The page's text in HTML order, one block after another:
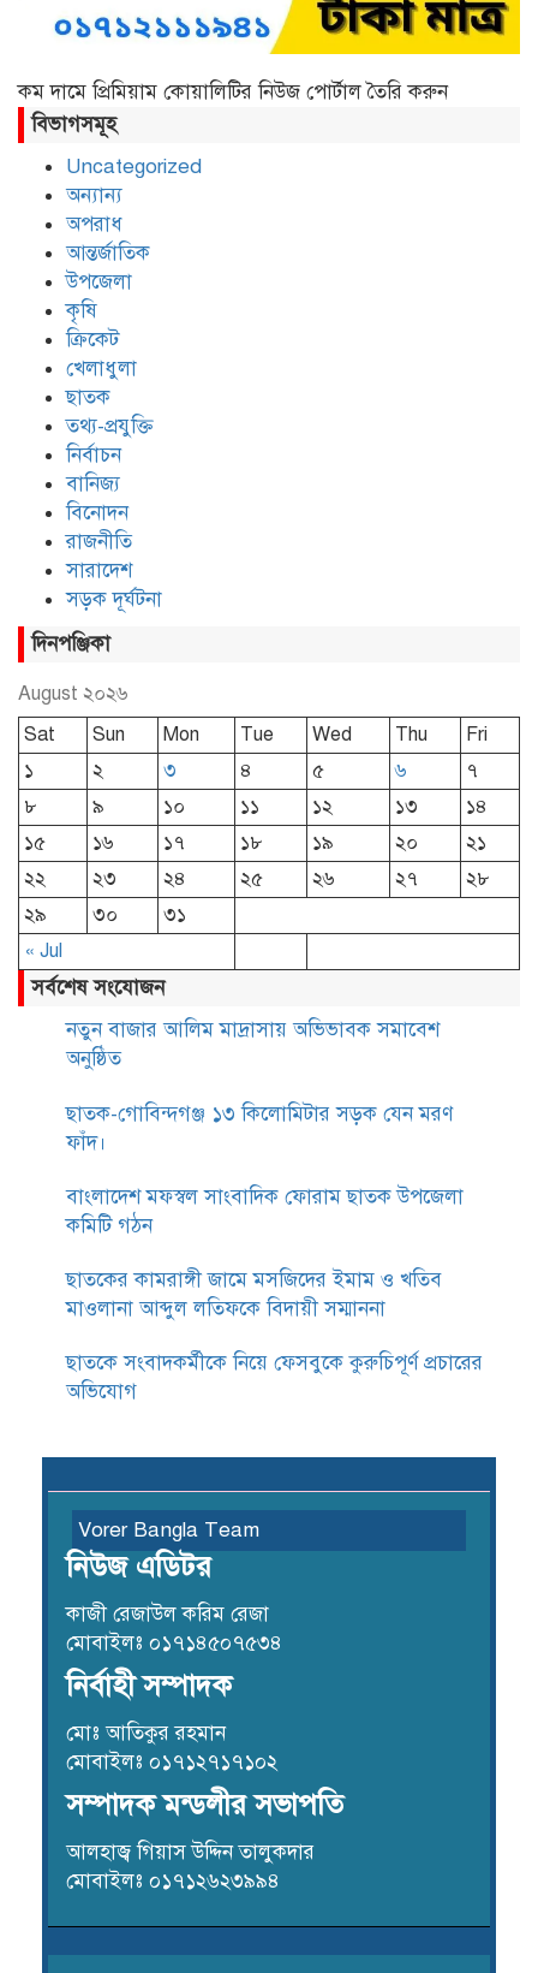
কম দামে প্রিমিয়াম কোয়ালিটির নিউজ পোর্টাল তৈরি করুন
বিভাগসমূহ
Uncategorized
অন্যান্য
অপরাধ
আন্তর্জাতিক
উপজেলা
কৃষি
ক্রিকেট
খেলাধুলা
ছাতক
তথ্য-প্রযুক্তি
নির্বাচন
বানিজ্য
বিনোদন
রাজনীতি
সারাদেশ
সড়ক দূর্ঘটনা
দিনপঞ্জিকা
August ২০২৬
Sat
Sun Mon Tue Wed Thu Fri
« Jul
১ ২ ৩ ৪ ৫ ৬
৭
৮
৯ ১০ ১১ ১২ ১৩
১৪
১৫
১৬ ১৭ ১৮ ১৯ ২০
২১
২২
২৩ ২৪ ২৫ ২৬ ২৭
২৮
২৯
৩০ ৩১
সর্বশেষ সংযোজন
নতুন বাজার আলিম মাদ্রাসায় অভিভাবক সমাবেশ
অনুষ্ঠিত
ছাতক-গোবিন্দগঞ্জ ১৩ কিলোমিটার সড়ক যেন মরণ
ফাঁদ।
বাংলাদেশ মফস্বল সাংবাদিক ফোরাম ছাতক উপজেলা
কমিটি গঠন
ছাতকের কামরাঙ্গী জামে মসজিদের ইমাম ও খতিব
মাওলানা আব্দুল লতিফকে বিদায়ী সম্মাননা
ছাতকে সংবাদকর্মীকে নিয়ে ফেসবুকে কুরুচিপূর্ণ প্রচারের
অভিযোগ
Vorer Bangla Team
নিউজ এডিটর
কাজী রেজাউল করিম রেজা
মোবাইলঃ ০১৭১৪৫০৭৫৩৪
নির্বাহী সম্পাদক
মোঃ আতিকুর রহমান
মোবাইলঃ ০১৭১২৭১৭১০২
সম্পাদক মন্ডলীর সভাপতি
আলহাজ্ব গিয়াস উদ্দিন তালুকদার
মোবাইলঃ ০১৭১২৬২৩৯৯৪